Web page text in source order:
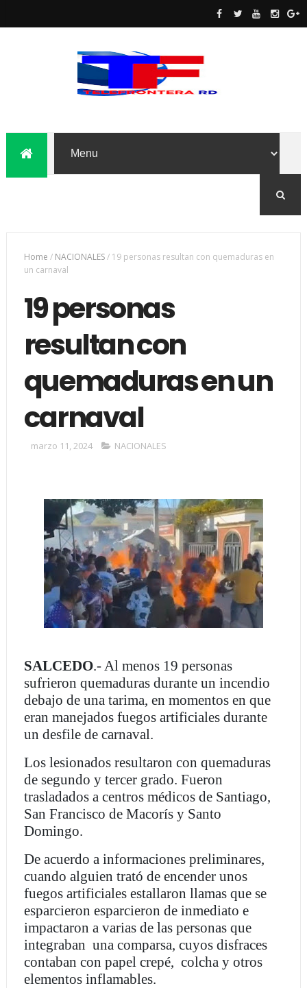
Home / NACIONALES/ 19 personas resultan con quemaduras en
un carnaval
19 personas
resultan con
quemaduras en un
carnaval
marzo 11, 2024 NACIONALES
SALCEDO.- Al menos 19 personas
sufrieron quemaduras durante un incendio
debajo de una tarima, en momentos en que
eran manejados fuegos artificiales durante
un desfile de carnaval.
Los lesionados resultaron con quemaduras
de segundo y tercer grado. Fueron
trasladados a centros médicos de Santiago,
San Francisco de Macorís y Santo
Domingo.
De acuerdo a informaciones preliminares,
cuando alguien trató de encender unos
fuegos artificiales estallaron llamas que se
esparcieron esparcieron de inmediato e
impactaron a varias de las personas que
integraban una comparsa, cuyos disfraces
contaban con papel crepé, colcha y otros
elementos inflamables.